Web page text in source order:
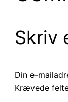
Skriv
Din e-
Krævede